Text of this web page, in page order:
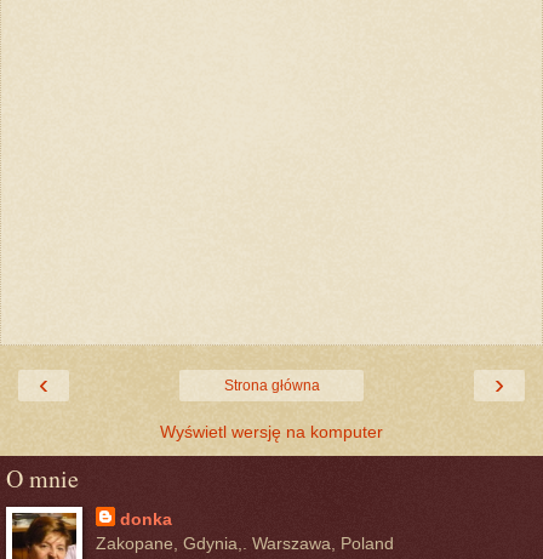
‹ ›
Strona główna
Wyświetl wersję na komputer
O mnie
donka
Zakopane, Gdynia,. Warszawa, Poland